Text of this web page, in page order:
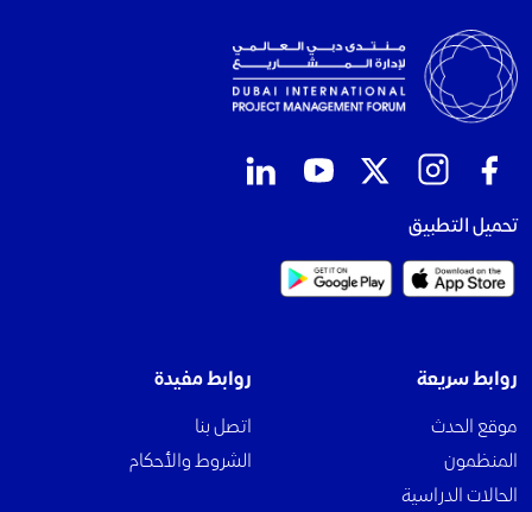
تحميل التطبيق
روابط سريعة
موقع الحدث
المنظمون
الحالات الدراسية
روابط مفيدة
اتصل بنا
الشروط والأحكام